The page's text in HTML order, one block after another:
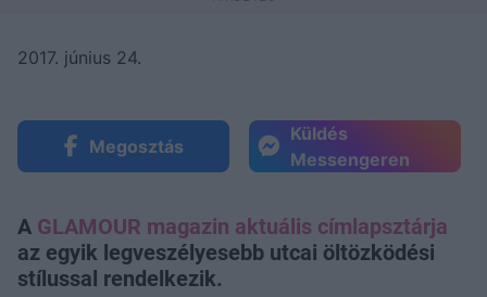
2017. június 24.
Megosztás
Küldés
Messengeren
A GLAMOUR magazin aktuális címlapsztárja
az egyik legveszélyesebb utcai öltözködési
stílussal rendelkezik.